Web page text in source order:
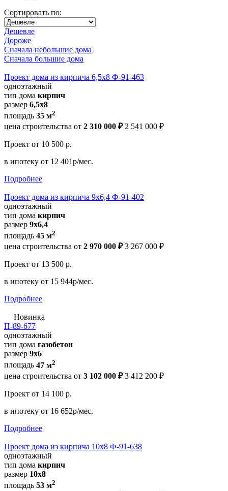
Сортировать по:
Дешевле
Дороже
Сначала небольшие дома
Сначала большие дома
Проект дома из кирпича 6,5х8 Ф-91-463
одноэтажный
тип дома кирпич
размер 6,5х8
площадь 35 м2
цена строительства от 2 310 000 ₽ 2 541 000 ₽
Проект от 10 500 р.
в ипотеку от 12 401р/мес.
Подробнее
Проект дома из кирпича 9х6,4 Ф-91-402
одноэтажный
тип дома кирпич
размер 9х6,4
площадь 45 м2
цена строительства от 2 970 000 ₽ 3 267 000 ₽
Проект от 13 500 р.
в ипотеку от 15 944р/мес.
Подробнее
Новинка
П-89-677
одноэтажный
тип дома газобетон
размер 9x6
площадь 47 м2
цена строительства от 3 102 000 ₽ 3 412 200 ₽
Проект от 14 100 р.
в ипотеку от 16 652р/мес.
Подробнее
Проект дома из кирпича 10х8 Ф-91-638
одноэтажный
тип дома кирпич
размер 10x8
площадь 53 м2